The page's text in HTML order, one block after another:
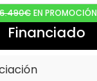
EN PROMOCIÓN
Financiado